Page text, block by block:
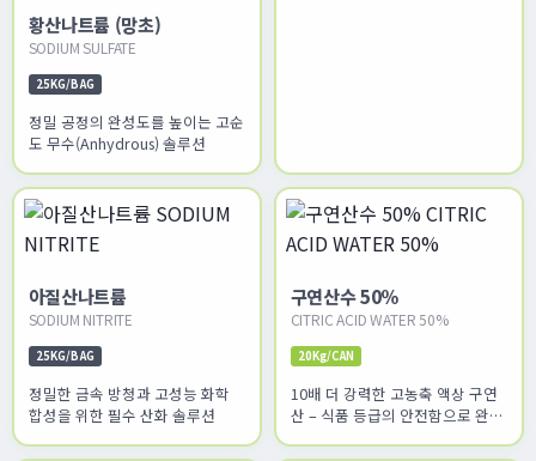
황산나트륨 (망초)
SODIUM SULFATE
25KG/BAG
정밀 공정의 완성도를 높이는 고순
도 무수(Anhydrous) 솔루션
아질산나트륨
정밀한 금속 방청과 고성능 화학
구연산수 50%
10배 더 강력한 고농축 액상 구연
하는 완벽한 세정